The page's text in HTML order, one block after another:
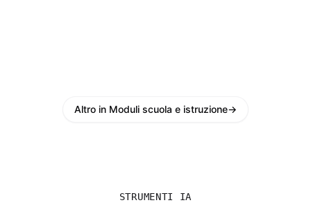
Altro in Moduli scuola e istruzione→
STRUMENTI IA